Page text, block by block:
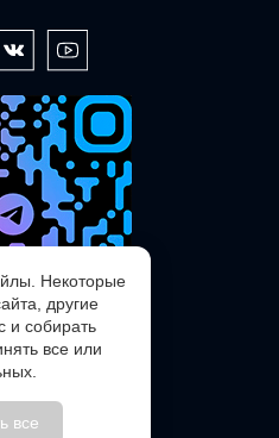
Некоторые
другие
и собирать
все или
все